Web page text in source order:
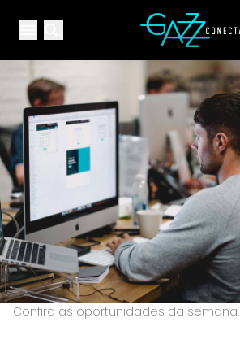
Open main menuYour Company
Confira as oportunidades da semana.